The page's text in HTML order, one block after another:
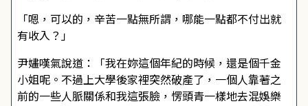
「嗯，可以的，辛苦一點無所謂，哪能一點都不付出就
有收入？」
尹嫿嘆氣說道：「我在妳這個年紀的時候，還是個千金
小姐呢。不過上大學後家裡突然破產了，一個人靠著之
前的一些人脈關係和我這張臉，愣頭青一樣地去混娛樂